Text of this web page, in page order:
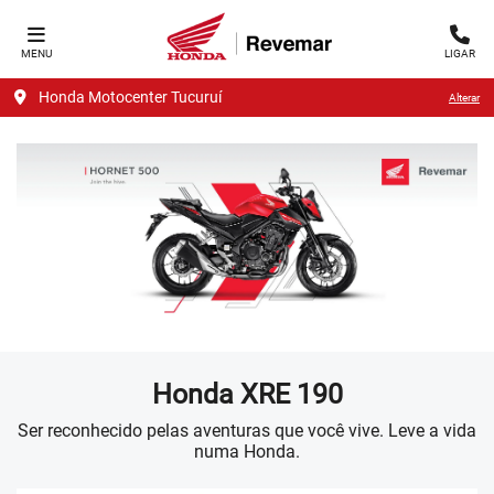
MENU LIGAR
Honda Motocenter Tucuruí Alterar
Honda XRE 190
Ser reconhecido pelas aventuras que você vive. Leve a vida
numa Honda.